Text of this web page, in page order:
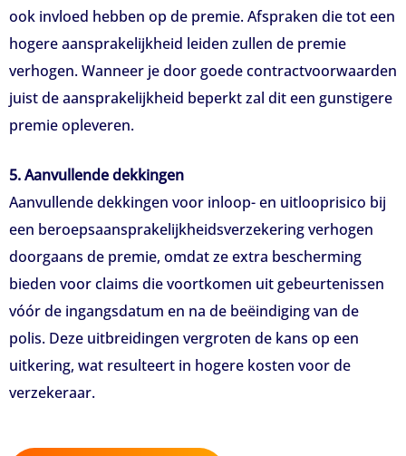
ook invloed hebben op de premie. Afspraken die tot een
hogere aansprakelijkheid leiden zullen de premie
verhogen. Wanneer je door goede contractvoorwaarden
juist de aansprakelijkheid beperkt zal dit een gunstigere
premie opleveren.
5. Aanvullende dekkingen
Aanvullende dekkingen voor inloop- en uitlooprisico bij
een beroepsaansprakelijkheidsverzekering verhogen
doorgaans de premie, omdat ze extra bescherming
bieden voor claims die voortkomen uit gebeurtenissen
vóór de ingangsdatum en na de beëindiging van de
polis. Deze uitbreidingen vergroten de kans op een
uitkering, wat resulteert in hogere kosten voor de
verzekeraar.